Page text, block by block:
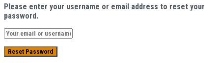
Please enter your username or email address to reset your
password.